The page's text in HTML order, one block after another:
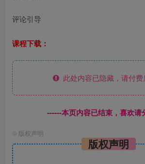
评论引导
课程下载：
此处内容已隐藏，请付费
------本页内容已结束，喜欢请
© 版权声明
版权声明